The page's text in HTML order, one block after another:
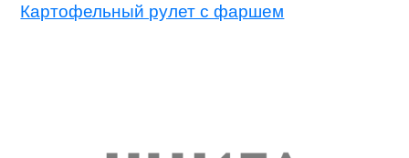
Картофельный рулет с фаршем